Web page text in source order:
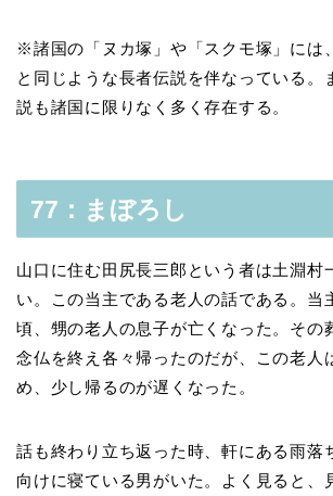
※諸国の「ヌカ塚」や「スクモ塚」には
と同じような長者伝説を伴なっている。
説も諸国に限りなく多く存在する。
77：まぼろし
山口に住む田尻長三郎という者は土淵村
い。この当主である老人の話である。当
頃、甥の老人の息子が亡くなった。その
念仏を終え各々帰ったのだが、この老人
め、少し帰るのが遅くなった。
話も終わり立ち返った時、軒にある雨落
向けに寝ている男がいた。よく見ると、